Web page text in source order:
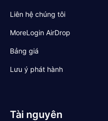
Liên hệ chúng tôi
MoreLogin AirDrop
Bảng giá
Lưu ý phát hành
Tài nguyên